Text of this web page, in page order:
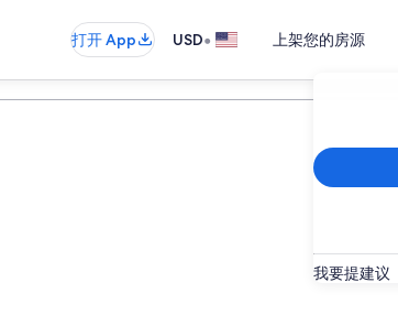
打开 App USD• 上架您的房源
我要提建议